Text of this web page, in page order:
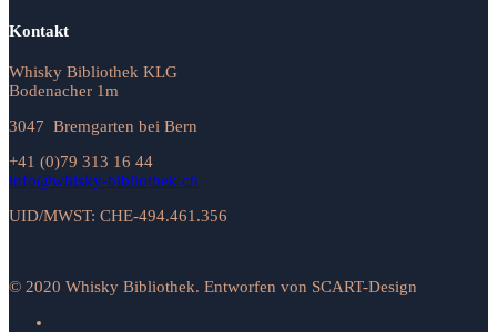
Kontakt
Whisky Bibliothek KLG
Bodenacher 1m
3047 Bremgarten bei Bern
+41 (0)79 313 16 44
info@whisky-bibliothek.ch
UID/MWST: CHE-494.461.356
© 2020 Whisky Bibliothek. Entworfen von SCART-Design